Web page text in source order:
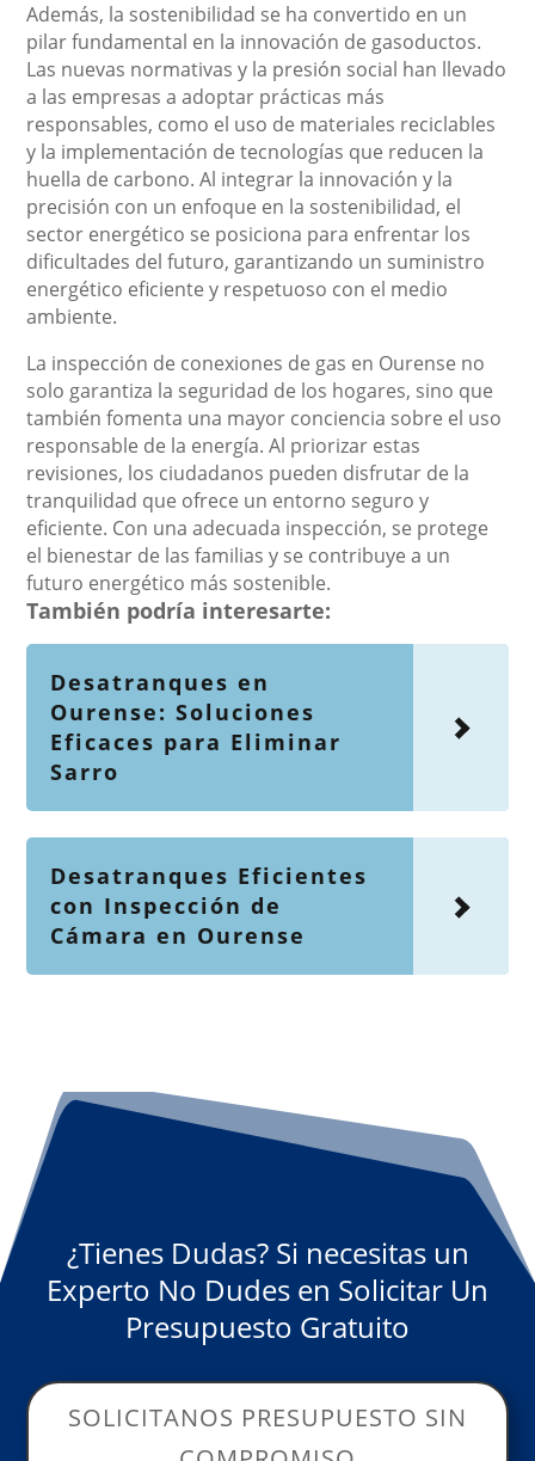
Además, la sostenibilidad se ha convertido en un
pilar fundamental en la innovación de gasoductos.
Las nuevas normativas y la presión social han llevado
a las empresas a adoptar prácticas más
responsables, como el uso de materiales reciclables
y la implementación de tecnologías que reducen la
huella de carbono. Al integrar la innovación y la
precisión con un enfoque en la sostenibilidad, el
sector energético se posiciona para enfrentar los
dificultades del futuro, garantizando un suministro
energético eficiente y respetuoso con el medio
ambiente.
La inspección de conexiones de gas en Ourense no
solo garantiza la seguridad de los hogares, sino que
también fomenta una mayor conciencia sobre el uso
responsable de la energía. Al priorizar estas
revisiones, los ciudadanos pueden disfrutar de la
tranquilidad que ofrece un entorno seguro y
eficiente. Con una adecuada inspección, se protege
el bienestar de las familias y se contribuye a un
futuro energético más sostenible.
También podría interesarte:
Desatranques en
Ourense: Soluciones
Eficaces para Eliminar
Sarro
Desatranques Eficientes
con Inspección de
Cámara en Ourense
¿Tienes Dudas? Si necesitas un
Experto No Dudes en Solicitar Un
Presupuesto Gratuito
SOLICITANOS PRESUPUESTO SIN